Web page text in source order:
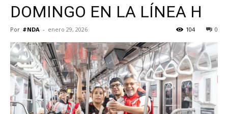
DOMINGO EN LA LÍNEA H
Por #NDA - enero 29, 2026 0
104